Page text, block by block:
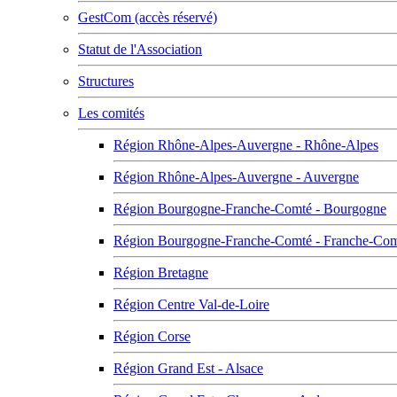
GestCom (accès réservé)
Statut de l'Association
Structures
Les comités
Région Rhône-Alpes-Auvergne - Rhône-Alpes
Région Rhône-Alpes-Auvergne - Auvergne
Région Bourgogne-Franche-Comté - Bourgogne
Région Bourgogne-Franche-Comté - Franche-
Région Bretagne
Région Centre Val-de-Loire
Région Corse
Région Grand Est - Alsace